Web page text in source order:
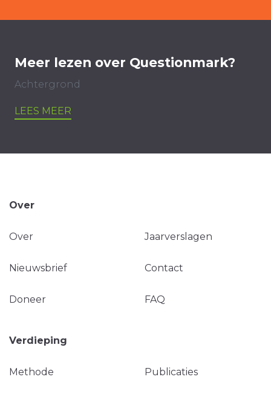
Meer lezen over Questionmark?
Achtergrond
LEES MEER
Over
Over Jaarverslagen
Nieuwsbrief Contact
Doneer FAQ
Verdieping
Methode Publicaties